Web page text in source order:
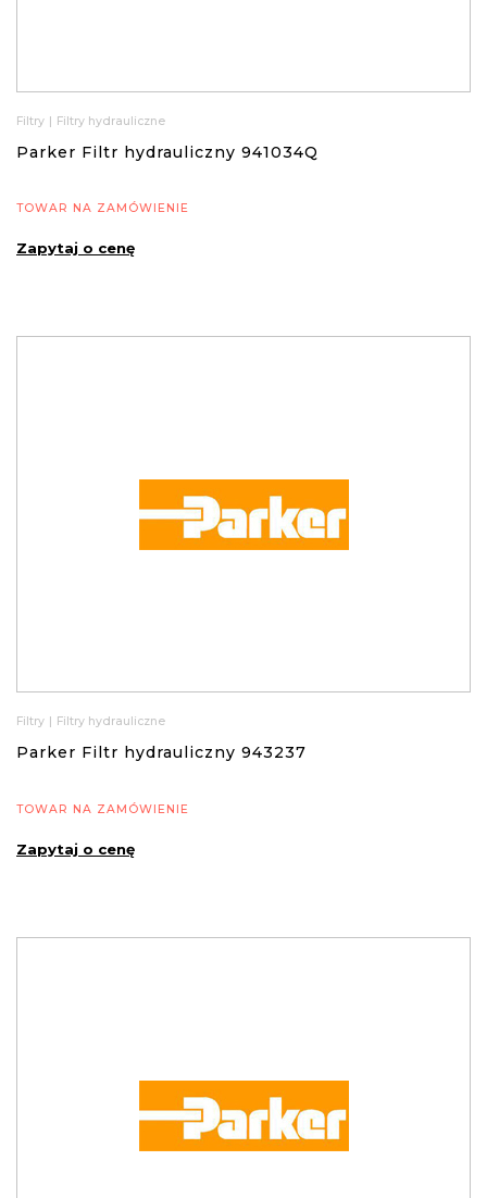
Filtry | Filtry hydrauliczne
Parker Filtr hydrauliczny 941034Q
TOWAR NA ZAMÓWIENIE
Zapytaj o cenę
Filtry Filtry hydrauliczne
Parker Filtr hydrauliczny 943237
TOWAR NA ZAMÓWIENIE
Zapytaj o cenę